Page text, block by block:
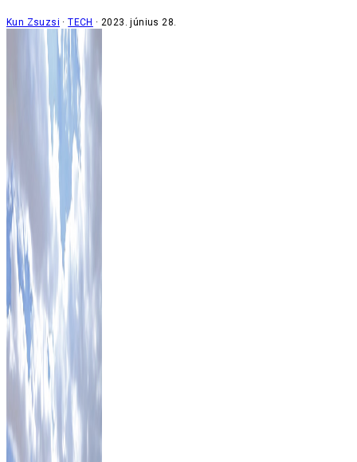
Kun Zsuzsi TECH 2023. június 28.